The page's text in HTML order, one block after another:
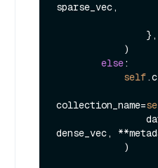
sparse_vec,
else:
self
collection_name=
dense_vec,